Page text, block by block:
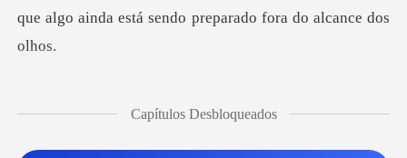
que
assisten
Capítulos Desbloqueados